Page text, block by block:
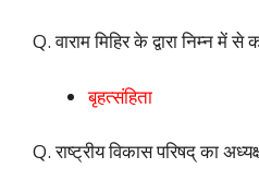
Q. वाराम मिहिर के द्वारा निम्न में
बृहत्संहिता
Q. राष्ट्रीय विकास परिषद् का